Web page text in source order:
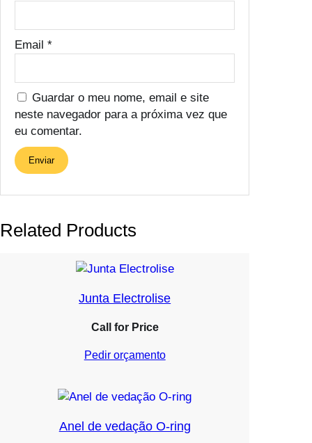
Email *
Guardar o meu nome, email e site
neste navegador para a próxima vez que
eu comentar.
Related Products
Junta Electrolise
Call for Price
Pedir orçamento
Anel de vedação O-ring